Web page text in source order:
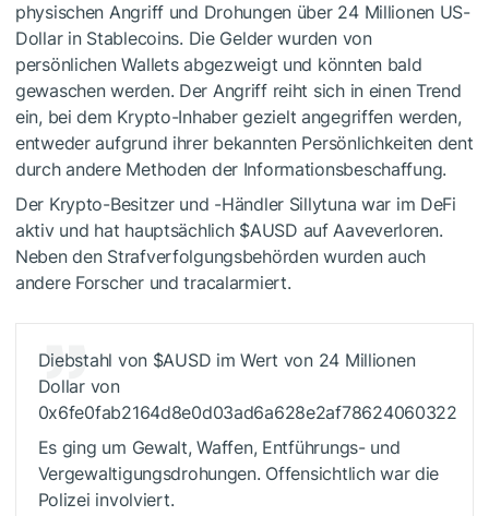
physischen Angriff und Drohungen über 24 Millionen US-
Dollar in Stablecoins. Die Gelder wurden von
persönlichen Wallets abgezweigt und könnten bald
gewaschen werden. Der Angriff reiht sich in einen Trend
ein, bei dem Krypto-Inhaber gezielt angegriffen werden,
entweder aufgrund ihrer bekannten Persönlichkeiten dent
durch andere Methoden der Informationsbeschaffung.
Der Krypto-Besitzer und -Händler Sillytuna war im DeFi
aktiv und hat hauptsächlich $AUSD auf Aaveverloren.
Neben den Strafverfolgungsbehörden wurden auch
andere Forscher und tracalarmiert.
Diebstahl von $AUSD im Wert von 24 Millionen
Dollar von
0x6fe0fab2164d8e0d03ad6a628e2af78624060322
Es ging um Gewalt, Waffen, Entführungs- und
Vergewaltigungsdrohungen. Offensichtlich war die
Polizei involviert.